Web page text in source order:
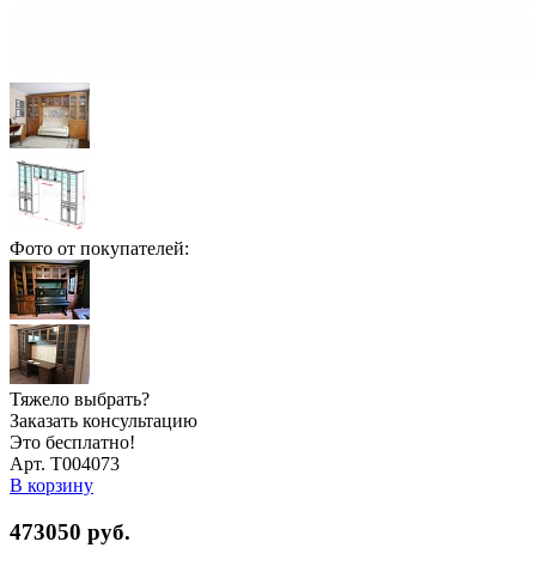
Фото от покупателей:
Тяжело выбрать?
Заказать консультацию
Это бесплатно!
Арт. Т004073
В корзину
473050 руб.